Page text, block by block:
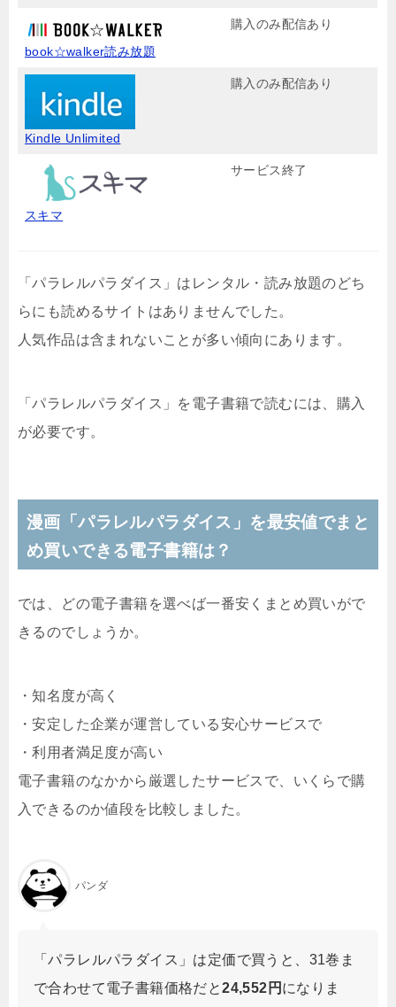
book☆walker読み放題
購入のみ配信あり
Kindle Unlimited
購入のみ配信あり
スキマ
サービス終了
「パラレルパラダイス」はレンタル・読み放題のどち
らにも読めるサイトはありませんでした。
人気作品は含まれないことが多い傾向にあります。
「パラレルパラダイス」を電子書籍で読むには、購入
が必要です。
漫画「パラレルパラダイス」を最安値でまと
め買いできる電子書籍は？
では、どの電子書籍を選べば一番安くまとめ買いがで
きるのでしょうか。
・知名度が高く
・安定した企業が運営している安心サービスで
・利用者満足度が高い
電子書籍のなかから厳選したサービスで、いくらで購
入できるのか値段を比較しました。
パンダ
「パラレルパラダイス」は定価で買うと、31巻ま
で合わせて電子書籍価格だと24,552円 になりま